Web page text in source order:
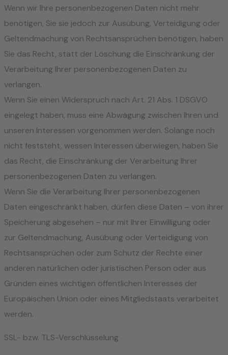
Wenn wir Ihre personenbezogenen Daten nicht mehr
benötigen, Sie sie jedoch zur Ausübung, Verteidigung oder
Geltendmachung von Rechtsansprüchen benötigen, haben
Sie das Recht, statt der Löschung die Einschränkung der
Verarbeitung Ihrer personenbezogenen Daten zu
verlangen.
Wenn Sie einen Widerspruch nach Art. 21 Abs. 1 DSGVO
eingelegt haben, muss eine Abwägung zwischen Ihren und
unseren Interessen vorgenommen werden. Solange noch
nicht feststeht, wessen Interessen überwiegen, haben Sie
das Recht, die Einschränkung der Verarbeitung Ihrer
personenbezogenen Daten zu verlangen.
Wenn Sie die Verarbeitung Ihrer personenbezogenen
Daten eingeschränkt haben, dürfen diese Daten – von ihrer
Speicherung abgesehen – nur mit Ihrer Einwilligung oder
zur Geltendmachung, Ausübung oder Verteidigung von
Rechtsansprüchen oder zum Schutz der Rechte einer
anderen natürlichen oder juristischen Person oder aus
Gründen eines wichtigen öffentlichen Interesses der
Europäischen Union oder eines Mitgliedstaats verarbeitet
werden.
SSL- bzw. TLS-Verschlüsselung